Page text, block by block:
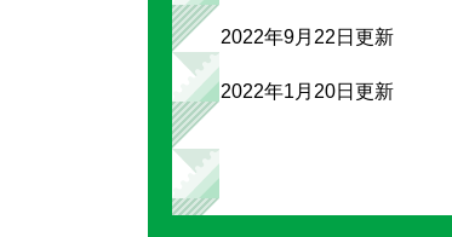
2022年9月22日更新
2022年1月20日更新